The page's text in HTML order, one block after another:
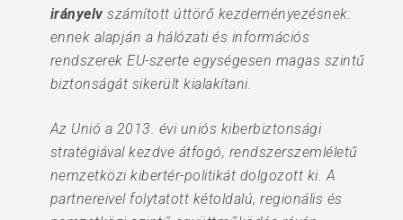
irányelvszámított úttörő kezdeményezésnek:
ennek alapján a hálózati és információs
rendszerek EU-szerte egységesen magas szintű
biztonságát sikerült kialakítani.
Az Unió a 2013. évi uniós kiberbiztonsági
stratégiával kezdve átfogó, rendszerszemléletű
nemzetközi kibertér-politikát dolgozott ki. A
partnereivel folytatott kétoldalú, regionális és